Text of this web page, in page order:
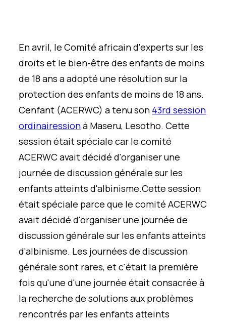
En avril, le Comité africain d'experts sur les
droits et le bien-être des enfants de moins
de 18 ans a adopté une résolution sur la
protection des enfants de moins de 18 ans.
Cenfant (ACERWC) a tenuson 43rd session
ordinairessionà Maseru, Lesotho. Cette
session était spéciale car le comité
ACERWC avait décidé d'organiser une
journée de discussion générale sur les
enfants atteints d'albinisme.Cette session
était spéciale parce que le comité ACERWC
avait décidé d'organiser une journée de
discussion générale sur les enfants atteints
d'albinisme. Les journées de discussion
générale sont rares, et c'était la première
fois qu'uned'une journée était consacrée à
la recherche de solutions aux problèmes
rencontrés par les enfants atteints